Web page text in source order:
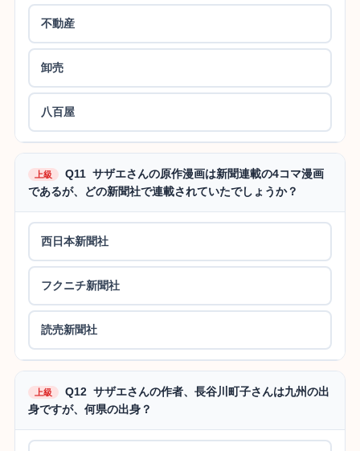
不動産
卸売
八百屋
上級
Q11 サザエさんの原作漫画は新聞連載の4コマ漫画
であるが、どの新聞社で連載されていたでしょうか？
西日本新聞社
フクニチ新聞社
読売新聞社
上級
Q12 サザエさんの作者、長谷川町子さんは九州の出
身ですが、何県の出身？